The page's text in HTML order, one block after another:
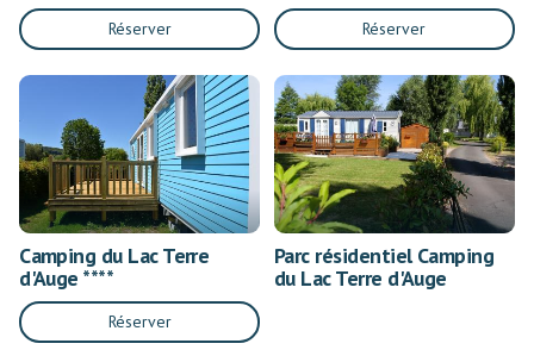
Réserver Réserver
Camping du Lac Terre
d'Auge ****
Réserver
Parc résidentiel Camping
du Lac Terre d'Auge